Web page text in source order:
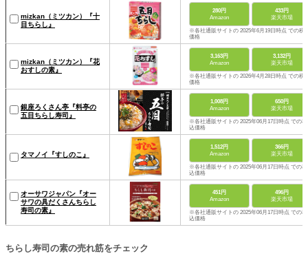
mizkan（ミツカン）『十
目ちらし』
280円
Amazon
433円
楽天市場
※各社通販サイトの 2025年6月19日時点 での税
価格
mizkan（ミツカン）『花
おすしの素』
3,163円
Amazon
3,132円
楽天市場
※各社通販サイトの 2026年4月28日時点 での税
価格
銀座ろくさん亭『料亭の
五目ちらし寿司』
1,008円
Amazon
650円
楽天市場
※各社通販サイトの 2025年06月17日時点 での税
込価格
タマノイ『すしのこ』
1,512円
Amazon
366円
楽天市場
※各社通販サイトの 2025年06月17日時点 での税
込価格
‎オーサワジャパン『オー
サワの具だくさんちらし
寿司の素』
451円
Amazon
496円
楽天市場
※各社通販サイトの 2025年06月17日時点 での税
込価格
ちらし寿司の素の売れ筋をチェック